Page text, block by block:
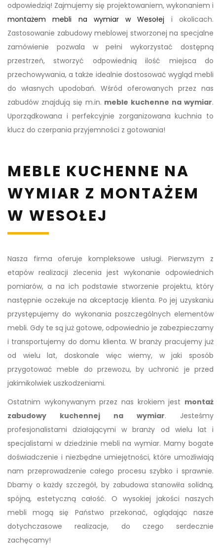
odpowiedzią! Zajmujemy się projektowaniem, wykonaniem i
montażem mebli na wymiar w Wesołej i okolicach.
Zastosowanie zabudowy meblowej stworzonej na specjalne
zamówienie pozwala w pełni wykorzystać dostępną
przestrzeń, stworzyć odpowiednią ilość miejsca do
przechowywania, a także idealnie dostosować wygląd mebli
do własnych upodobań. Wśród oferowanych przez nas
zabudów znajdują się m.in. meble kuchenne na wymiar.
Uporządkowana i perfekcyjnie zorganizowana kuchnia to
klucz do czerpania przyjemności z gotowania!
MEBLE KUCHENNE NA
WYMIAR Z MONTAŻEM
W WESOŁEJ
Nasza firma oferuje kompleksowe usługi. Pierwszym z
etapów realizacji zlecenia jest wykonanie odpowiednich
pomiarów, a na ich podstawie stworzenie projektu, który
następnie oczekuje na akceptację klienta. Po jej uzyskaniu
przystępujemy do wykonania poszczególnych elementów
mebli. Gdy te są już gotowe, odpowiednio je zabezpieczamy
i transportujemy do domu klienta. W branży pracujemy już
od wielu lat, doskonale więc wiemy, w jaki sposób
przygotować meble do przewozu, by uchronić je przed
jakimikolwiek uszkodzeniami.
Ostatnim wykonywanym przez nas krokiem jest montaż
zabudowy kuchennej na wymiar. Jesteśmy
profesjonalistami działającymi w branży od wielu lat i
specjalistami w dziedzinie mebli na wymiar. Mamy bogate
doświadczenie i niezbędne umiejętności, które umożliwiają
nam przeprowadzenie całego procesu szybko i sprawnie.
Dbamy o każdy szczegół, by zabudowa stanowiła solidną,
spójną, estetyczną całość. O wysokiej jakości naszych
mebli mogą się Państwo przekonać, oglądając nasze
dotychczasowe realizacje, do czego serdecznie
zachęcamy!